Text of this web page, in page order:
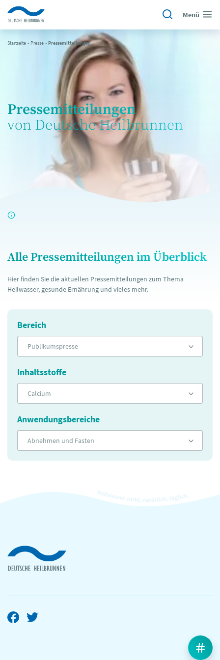
Menü
Startseite~ Presse~Pressemitteilungen
Pressemitteilungen
von Deutsche Heilbrunnen
Alle Pressemitteilungen im Überblick
Hier finden Sie die aktuellen Pressemitteilungen zum Thema
Heilwasser, gesunde Ernährung und vieles mehr.
Bereich
Publikumspresse
Inhaltsstoffe
Calcium
Anwendungsbereiche
Abnehmen und Fasten